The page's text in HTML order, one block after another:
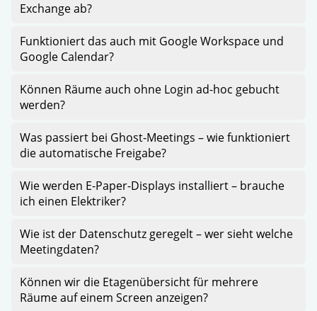
Exchange ab?
Funktioniert das auch mit Google Workspace und
Google Calendar?
Können Räume auch ohne Login ad-hoc gebucht
werden?
Was passiert bei Ghost-Meetings – wie funktioniert
die automatische Freigabe?
Wie werden E-Paper-Displays installiert – brauche
ich einen Elektriker?
Wie ist der Datenschutz geregelt – wer sieht welche
Meetingdaten?
Können wir die Etagenübersicht für mehrere
Räume auf einem Screen anzeigen?